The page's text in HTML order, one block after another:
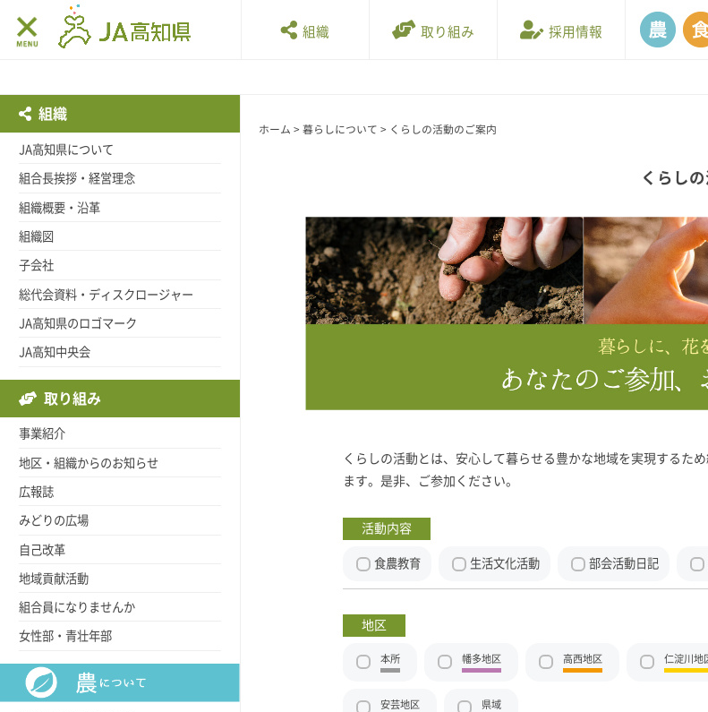
組織 取り組み 採用情報
ホーム > 暮らしについて > くらしの活動のご案内
くらし
くらしの活動とは、安心して暮らせる豊かな地域を実現するた
ます。是非、ご参加ください。
活動内容
食農教育 生活文化活動 部会活動日記
地区
本所 幡多地区 高西地区 仁淀川地
安芸地区 県域
組織
JA高知県について
組合長挨拶・経営理念
組織概要・沿革
組織図
子会社
総代会資料・ディスクロージャー
JA高知県のロゴマーク
JA高知中央会
取り組み
事業紹介
地区・組織からのお知らせ
広報誌
みどりの広場
自己改革
地域貢献活動
組合員になりませんか
女性部・青壮年部